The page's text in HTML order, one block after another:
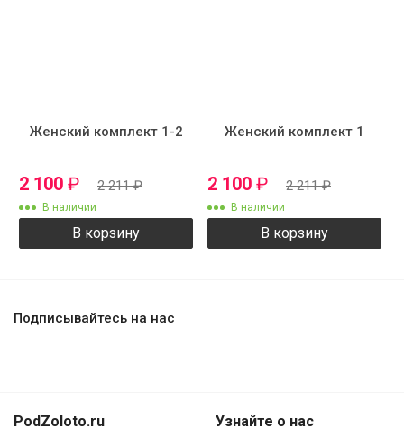
Женский комплект 1-2
2 100 ₽ 2 211₽
В наличии
В корзину
Женский комплект 1
2 100 ₽ 2 211₽
В наличии
В корзину
Подписывайтесь на нас
PodZoloto.ru Узнайте о нас